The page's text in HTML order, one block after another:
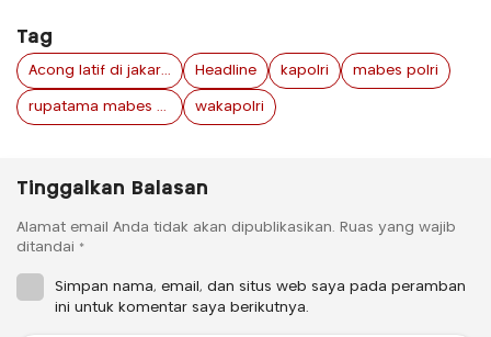
Tag
Headline kapolri mabes polri
wakapolri
Tinggalkan Balasan
Alamat email Anda tidak akan dipublikasikan.
Ruas yang wajib
ditandai *
Simpan nama, email, dan situs web saya pada peramban
ini untuk komentar saya berikutnya.